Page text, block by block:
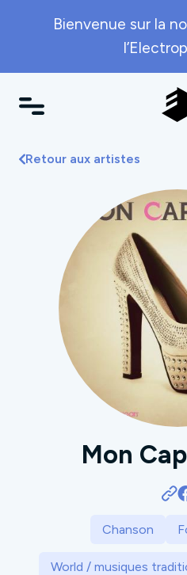
Bienvenue sur la
Retour aux artistes
Mon
Chanson
World / musiques